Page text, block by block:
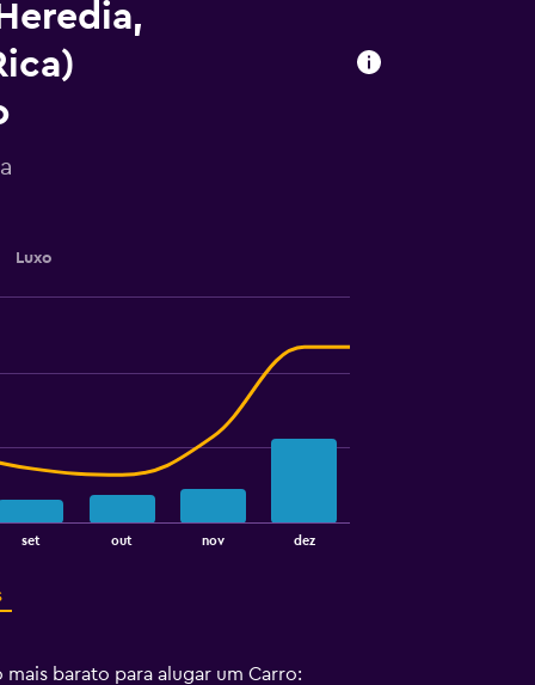
Luxo
set out nov dez
barato para alugar um Carro: